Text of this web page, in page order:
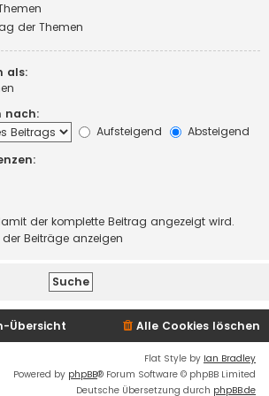
der Themen
als:
nach:
Aufsteigend
Absteigend
der komplette Beitrag angezeigt wird.
der Beiträge anzeigen
Übersicht Alle Cookies löschen
Flat Style by Ian Bradley
Powered by phpBB® Forum Software © phpBB Limited
Deutsche Übersetzung durch phpBB.de